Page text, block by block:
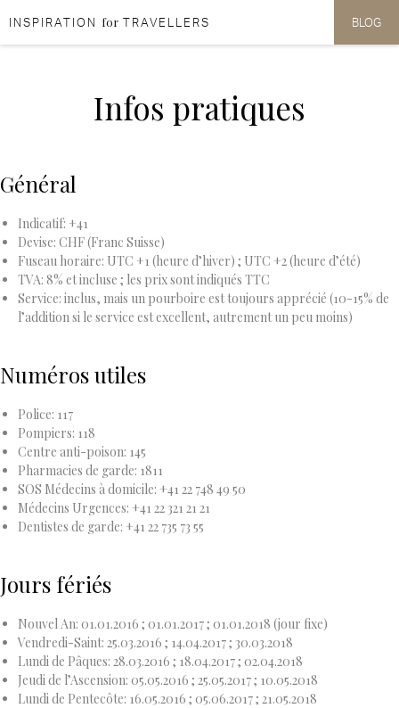
Aller au contenu
Aller au menu
INSPIRATION for TRAVELLERS BLOG
Infos pratiques
Général
Indicatif: +41
Devise: CHF (Franc Suisse)
Fuseau horaire: UTC +1 (heure d’hiver) ; UTC +2 (heure d’été)
TVA: 8% et incluse ; les prix sont indiqués TTC
Service: inclus, mais un pourboire est toujours apprécié (10-15% de
l’addition si le service est excellent, autrement un peu moins)
Numéros utiles
Police: 117
Pompiers: 118
Centre anti-poison: 145
Pharmacies de garde: 1811
SOS Médecins à domicile: +41 22 748 49 50
Médecins Urgences: +41 22 321 21 21
Dentistes de garde: +41 22 735 73 55
Jours fériés
Nouvel An: 01.01.2016 ; 01.01.2017 ; 01.01.2018 (jour fixe)
Vendredi-Saint: 25.03.2016 ; 14.04.2017 ; 30.03.2018
Lundi de Pâques: 28.03.2016 ; 18.04.2017 ; 02.04.2018
Jeudi de l’Ascension: 05.05.2016 ; 25.05.2017 ; 10.05.2018
Lundi de Pentecôte: 16.05.2016 ; 05.06.2017 ; 21.05.2018